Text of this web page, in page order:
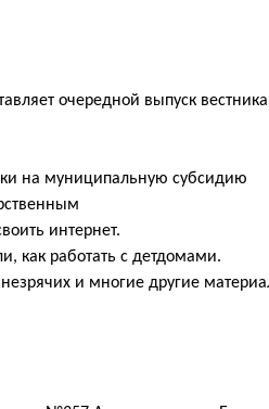
очередной выпуск
на муниципальную субсидию
интернет.
как работать с детдомами.
и многие другие